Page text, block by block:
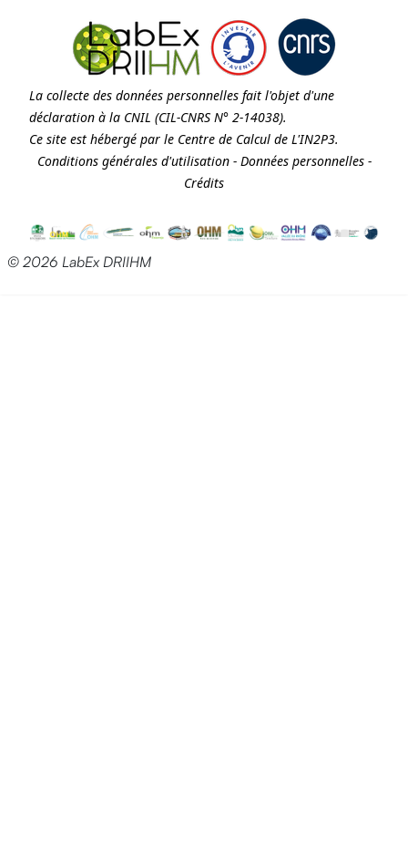
La collecte des données personnelles fait l'objet d'une
déclaration à la CNIL (CIL-CNRS N° 2-14038).
Ce site est hébergé par le Centre de Calcul de L'IN2P3.
Conditions générales d'utilisation- Données personnelles-
Crédits
© 2026 LabEx DRIIHM